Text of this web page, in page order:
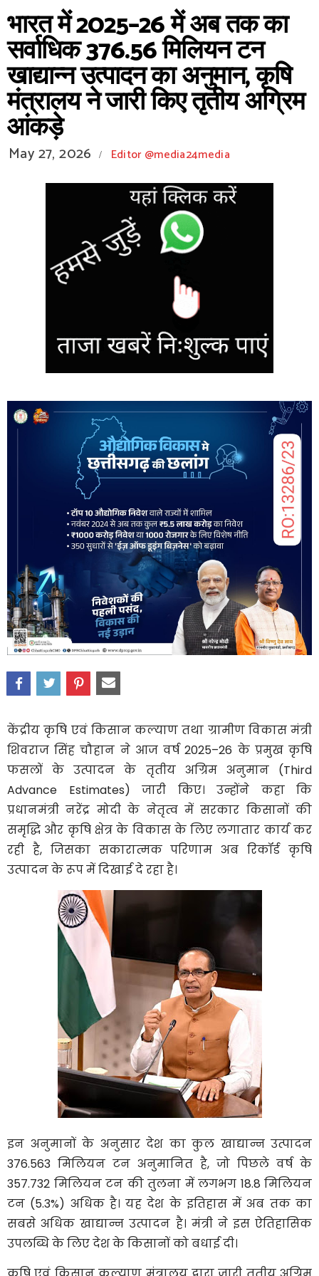
भारत में 2025–26 में अब तक का
सर्वाधिक 376.56 मिलियन टन
खाद्यान्न उत्पादन का अनुमान, कृषि
मंत्रालय ने जारी किए तृतीय अग्रिम
आंकड़े
May 27, 2026 / Editor @media24media
केंद्रीय कृषि एवं किसान कल्याण तथा ग्रामीण विकास मंत्री
शिवराज सिंह चौहान ने आज वर्ष 2025–26 के प्रमुख कृषि
फसलों के उत्पादन के तृतीय अग्रिम अनुमान (Third
Advance Estimates) जारी किए। उन्होंने कहा कि
प्रधानमंत्री नरेंद्र मोदी के नेतृत्व में सरकार किसानों की
समृद्धि और कृषि क्षेत्र के विकास के लिए लगातार कार्य कर
रही है, जिसका सकारात्मक परिणाम अब रिकॉर्ड कृषि
उत्पादन के रूप में दिखाई दे रहा है।
इन अनुमानों के अनुसार देश का कुल खाद्यान्न उत्पादन
376.563 मिलियन टन अनुमानित है, जो पिछले वर्ष के
357.732 मिलियन टन की तुलना में लगभग 18.8 मिलियन
टन (5.3%) अधिक है। यह देश के इतिहास में अब तक का
सबसे अधिक खाद्यान्न उत्पादन है। मंत्री ने इस ऐतिहासिक
उपलब्धि के लिए देश के किसानों को बधाई दी।